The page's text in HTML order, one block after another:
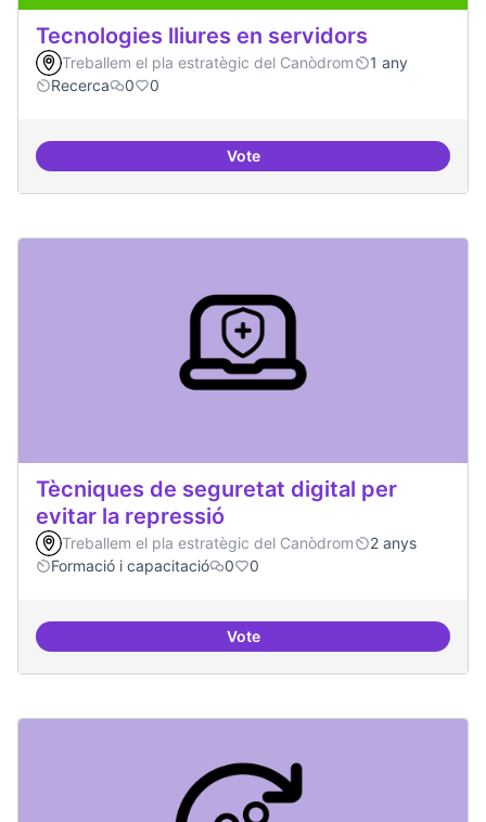
Tecnologies lliures en servidors
Treballem el pla estratègic del Canòdrom
1 any
Recerca
0 0
VoteTecnologies lliures en servidors
Tècniques de seguretat digital per
evitar la repressió
Treballem el pla estratègic del Canòdrom
2 anys
Formació i capacitació
0 0
VoteTècniques de seguretat digital